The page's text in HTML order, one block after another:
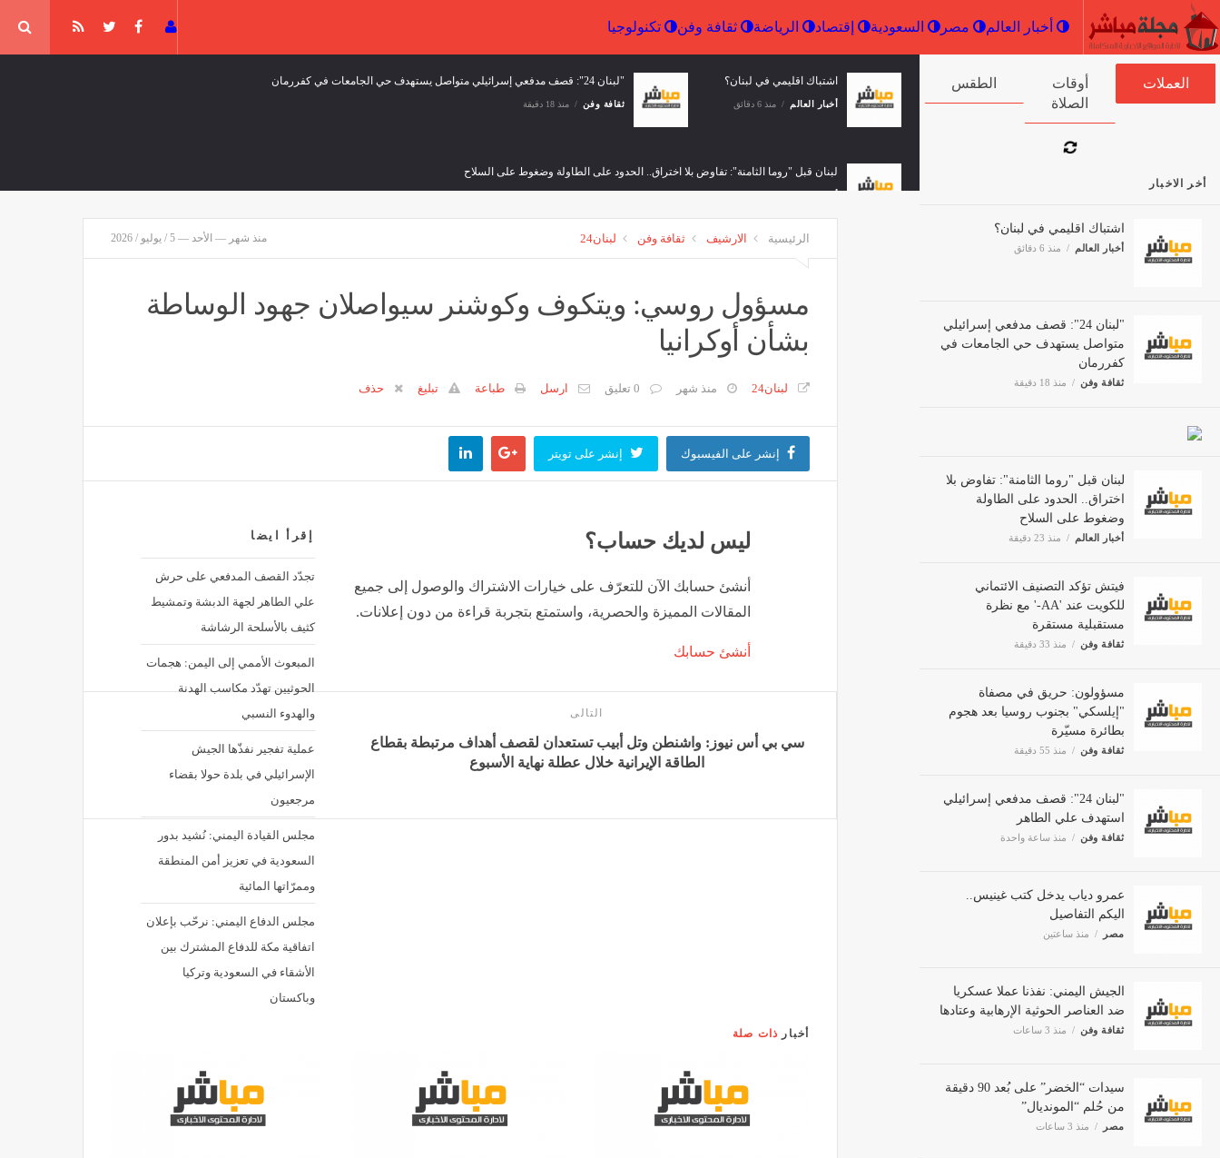
أخبار العالم مصر السعودية إقتصاد الرياضة ثقافة وفن
العملات أوقات الصلاة الطقس
أخر الاخبار
أخبار العالم منذ 6 دقائق
متواصل يستهدف حي الجامعات في
كفررمان
ثقافة وفن
اختراق.. الحدود على الطاولة
وضغوط على السلاح
أخبار العالم منذ 23 دقيقة
للكويت عند 'AA-' مع نظرة
مستقبلية مستقرة
ثقافة وفن
"إيلسكي" بجنوب روسيا بعد هجوم
بطائرة مسيّرة
ثقافة وفن منذ 55 دقيقة
استهدف علي الطاهر
ثقافة وفن منذ ساعة واحدة
اليكم التفاصيل
مصر منذ ساعتين
ضد العناصر الحوثية الإرهابية وعتادها
منذ 3 ساعات
من حُلم “المونديال”
مصر منذ 3 ساعات
اشتباك اقليمي في لبنان؟
أخبار العالم منذ 6 دقائق
"لبنان 24": قصف مدفعي إسرائيلي متواصل يستهدف حي الجامعات في كفررمان
ثقافة وفن منذ 18 دقيقة
لبنان قبل "روما الثامنة": تفاوض بلا اختراق.. الحدود على الطاولة وضغوط على السلاح
فيتش تؤكد التصنيف الائتماني للكويت عند 'AA-' مع نظرة مستقبلية مستقرة مسؤولون: حريق في مصفاة "إيلسكي" بجنوب روسيا بعد هجوم بطائرة مسيّرة
الجيش اليمني: نفذنا عملا عسكريا ضد العناصر الحوثية الإرهابية وعتادها
الوزير الأوّل المالي.. يستحضر النشيد الوطني الجزائري.. ويشيد بالتوافق التام بين الرئيس تبون وغويتا
الرئيسية الارشيف ثقافة وفن لبنان24 منذ شهر — الأحد — 5 / يوليو / 2026
مسؤول روسي: ويتكوف وكوشنر سيواصلان جهود الوساطة
بشأن أوكرانيا
لبنان24 منذ شهر 0 تعليق ارسل طباعة تبليغ حذف
إنشر على الفيسبوك إنشر على تويتر
إقرأ ايضا
تجدّد القصف المدفعي على حرش
علي الطاهر لجهة الدبشة وتمشيط
كثيف بالأسلحة الرشاشة
المبعوث الأممي إلى اليمن: هجمات
الحوثيين تهدّد مكاسب الهدنة
والهدوء النسبي
عملية تفجير نفذّها الجيش
الإسرائيلي في بلدة حولا بقضاء
مرجعيون
مجلس القيادة اليمني: نُشيد بدور
السعودية في تعزيز أمن المنطقة
وممرّاتها المائية
مجلس الدفاع اليمني: نرحّب بإعلان
اتفاقية مكة للدفاع المشترك بين
الأشقاء في السعودية وتركيا
وباكستان
ليس لديك حساب؟
أنشئ حسابك الآن للتعرّف على خيارات الاشتراك والوصول إلى جميع
المقالات المميزة والحصرية، واستمتع بتجربة قراءة من دون إعلانات.
أنشئ حسابك
التالى
سي بي أس نيوز: واشنطن وتل أبيب تستعدان لقصف أهداف مرتبطة بقطاع
الطاقة الإيرانية خلال عطلة نهاية الأسبوع
أخبار ذات صلة